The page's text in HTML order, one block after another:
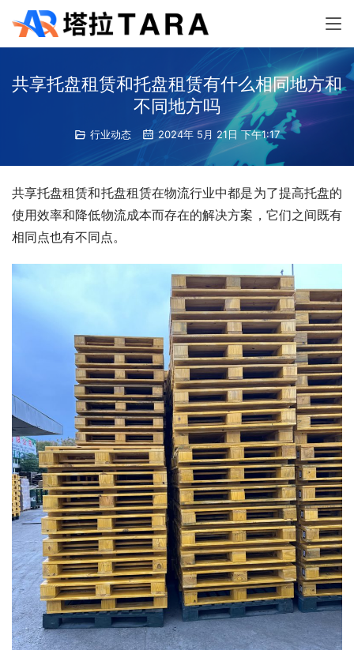
共享托盘租赁和托盘租赁有什么相同地方和
不同地方吗
行业动态 2024年 5月 21日 下午1:17
共享托盘租赁和托盘租赁在物流行业中都是为了提高托盘的
使用效率和降低物流成本而存在的解决方案，它们之间既有
相同点也有不同点。